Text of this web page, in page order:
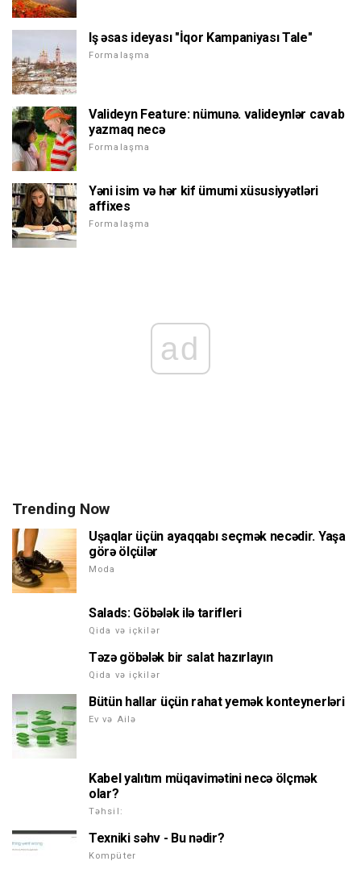
Iş əsas ideyası "İqor Kampaniyası Tale"
Formalaşma
Valideyn Feature: nümunə. valideynlər cavab
yazmaq necə
Formalaşma
Yəni isim və hər kif ümumi xüsusiyyətləri
affixes
Formalaşma
ad
Trending Now
Uşaqlar üçün ayaqqabı seçmək necədir. Yaşa
görə ölçülər
Moda
Salads: Göbələk ilə tarifleri
Qida və içkilər
Təzə göbələk bir salat hazırlayın
Qida və içkilər
Bütün hallar üçün rahat yemək konteynerləri
Ev və Ailə
Kabel yalıtım müqavimətini necə ölçmək
olar?
Təhsil:
Texniki səhv - Bu nədir?
Kompüter